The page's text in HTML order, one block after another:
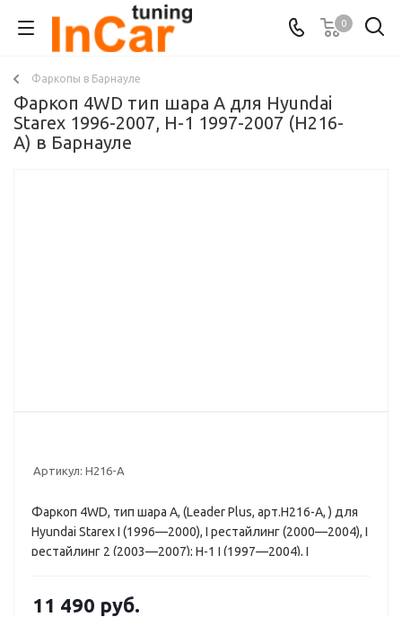
0
Фаркопы в Барнауле
Фаркоп 4WD тип шара A для Hyundai
Starex 1996-2007, H-1 1997-2007 (H216-
A) в Барнауле
Артикул: H216-A
Фаркоп 4WD, тип шара A, (Leader Plus, арт.H216-A, ) для
Hyundai Starex I (1996—2000), I рестайлинг (2000—2004), I
рестайлинг 2 (2003—2007); H-1 I (1997—2004), I
11 490 руб.